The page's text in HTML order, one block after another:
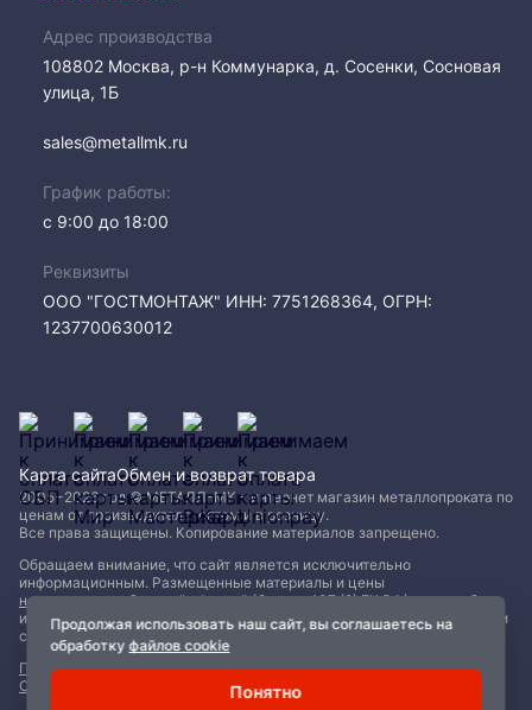
Продолжая использовать наш сайт, вы соглашаетесь на
обработкуфайлов cookie
Понятно
Адрес производства
108802​ Москва, р-н Коммунарка, д. Сосенки, Сосновая
улица, 1Б
sales@metallmk.ru
График работы:
с 9:00 до 18:00
Реквизиты
ООО "ГОСТМОНТАЖ" ИНН: 7751268364, ОГРН:
1237700630012
2005−2026 год © МЕТАЛЛ-МК - интернет магазин металлопроката по
ценам от производителя, оптом и в розницу.
Все права защищены. Копирование материалов запрещено.
Обращаем внимание, что сайт является исключительно
информационным. Размещенные материалы и цены
не являются публичной офертой (Статья 437 (2) ГК РФ)и могут быть
изменены без уведомления. Для уточнения наличия, характеристик и
стоимости материалов обращайтесь в офисы продаж.
Политика конфиденциальности|Пользовательское соглашение|
Обработка файлов Cookie
Карта сайтаОбмен и возврат товара